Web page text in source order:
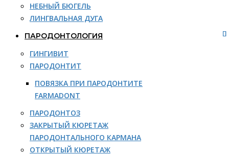
НЕБНЫЙ БЮГЕЛЬ
ЛИНГВАЛЬНАЯ ДУГА
ПАРОДОНТОЛОГИЯ
ГИНГИВИТ
ПАРОДОНТИТ
ПОВЯЗКА ПРИ ПАРОДОНТИТЕ
FARMADONT
ПАРОДОНТОЗ
ЗАКРЫТЫЙ КЮРЕТАЖ
ПАРОДОНТАЛЬНОГО КАРМАНА
ОТКРЫТЫЙ КЮРЕТАЖ